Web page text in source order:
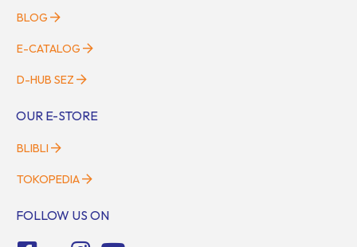
BLOG
E-CATALOG
D-HUB SEZ
OUR E-STORE
BLIBLI
TOKOPEDIA
FOLLOW US ON